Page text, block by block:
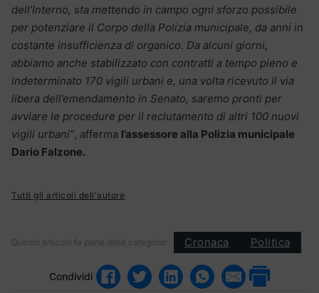
dell’Interno, sta mettendo in campo ogni sforzo possibile
per potenziare il Corpo della Polizia municipale, da anni in
costante insufficienza di organico. Da alcuni giorni,
abbiamo anche stabilizzato con contratti a tempo pieno e
indeterminato 170 vigili urbani e, una volta ricevuto il via
libera dell’emendamento in Senato, saremo pronti per
avviare le procedure per il reclutamento di altri 100 nuovi
vigili urbani”, afferma l’assessore alla Polizia municipale
Dario Falzone.
Tutti gli articoli dell'autore
Questo articolo fa parte delle categorie: Cronaca Politica
Condividi